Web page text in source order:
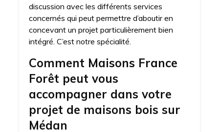
discussion avec les différents services
concernés qui peut permettre d’aboutir en
concevant un projet particulièrement bien
intégré. C’est notre spécialité.
Comment Maisons France
Forêt peut vous
accompagner dans votre
projet de maisons bois sur
Médan